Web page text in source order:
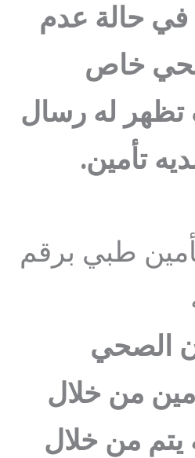
في حالة عدم
خاص
تظهر له رسال
تأمين.
طبي برقم
الصحي
من خلال
يتم من خلال